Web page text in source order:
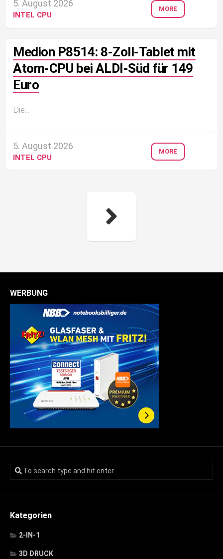
5. August 2026
INTEL CPU
MORE
Medion P8514: 8-Zoll-Tablet mit
Atom-CPU bei ALDI-Süd für 149
Euro
Die...
5. August 2026
INTEL CPU
MORE
WERBUNG
Kategorien
2-IN-1
3D DRUCK